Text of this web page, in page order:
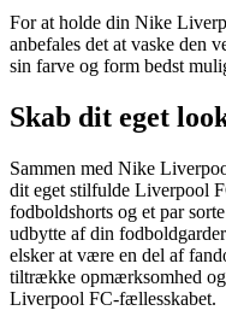
For at holde din Nike
anbefales det at vaske den
sin farve og form bedst
Skab dit eget
Sammen med Nike
dit eget stilfulde Liverpool
fodboldshorts og et par
udbytte af din
elsker at være en del af
tiltrække opmærksomhed
Liverpool FC-fællesskabet.